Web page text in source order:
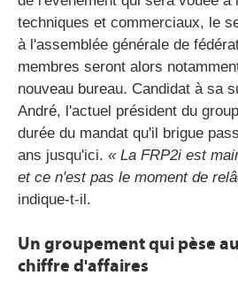
techniques et commerciaux, le
à l'assemblée générale de
membres seront alors
nouveau bureau. Candidat à sa
André, l'actuel président du
durée du mandat qu'il brigue
ans jusqu'ici. «La FRP2i est
et ce n'est pas le moment de
indique-t-il.
Un groupement qui pèse
chiffre d'affaires